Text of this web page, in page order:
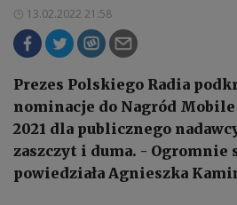
13.02.2022 21:58
Prezes Polskiego Radia
nominacje do Nagród
2021 dla publicznego
zaszczyt i duma. - Ogromnie
powiedziała Agnieszka